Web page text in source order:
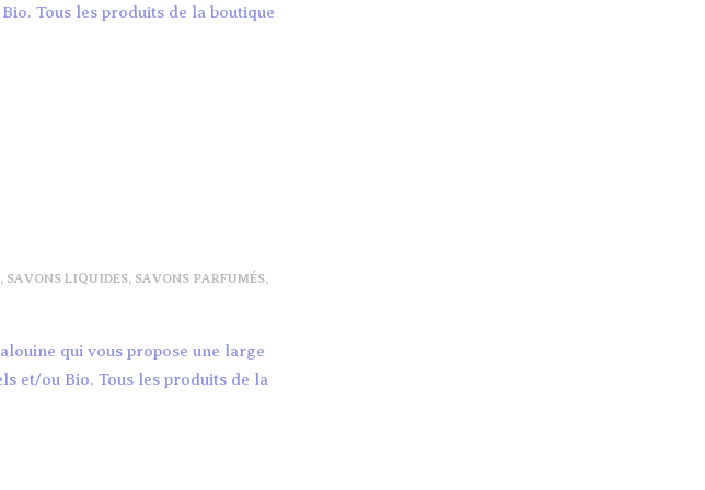
Tous les produits de la boutique
, SAVONS LIQUIDES, SAVONS PARFUMÉS,
qui vous propose une large
et/ou Bio. Tous les produits de la